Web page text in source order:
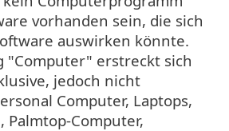
vorhanden sein, die sich
auswirken könnte.
"Computer" erstreckt sich
jedoch nicht
Computer, Laptops,
Computer,